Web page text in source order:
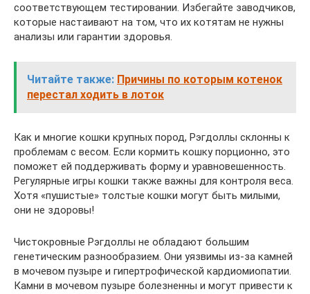
соответствующем тестировании. Избегайте заводчиков,
которые настаивают на том, что их котятам не нужны
анализы или гарантии здоровья.
Читайте также: Причины по которым котенок
перестал ходить в лоток
Как и многие кошки крупных пород, Рэгдоллы склонны к
проблемам с весом. Если кормить кошку порционно, это
поможет ей поддерживать форму и уравновешенность.
Регулярные игры кошки также важны для контроля веса.
Хотя «пушистые» толстые кошки могут быть милыми,
они не здоровы!
Чистокровные Рэгдоллы не обладают большим
генетическим разнообразием. Они уязвимы из-за камней
в мочевом пузыре и гипертрофической кардиомиопатии.
Камни в мочевом пузыре болезненны и могут привести к